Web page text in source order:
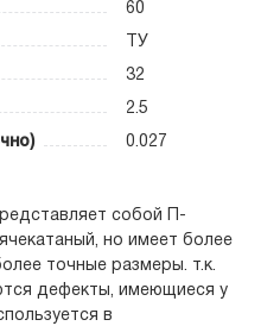
60
ТУ
32
2.5
0.027
собой П-
но имеет более
точные размеры. т.к.
дефекты, имеющиеся у
в